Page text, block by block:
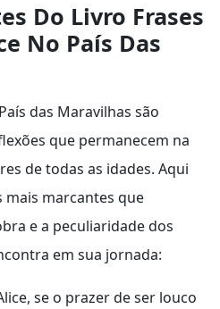
Do Livro Frases
No País Das
das Maravilhas são
que permanecem na
de todas as idades. Aqui
mais marcantes que
e a peculiaridade dos
em sua jornada:
se o prazer de ser louco